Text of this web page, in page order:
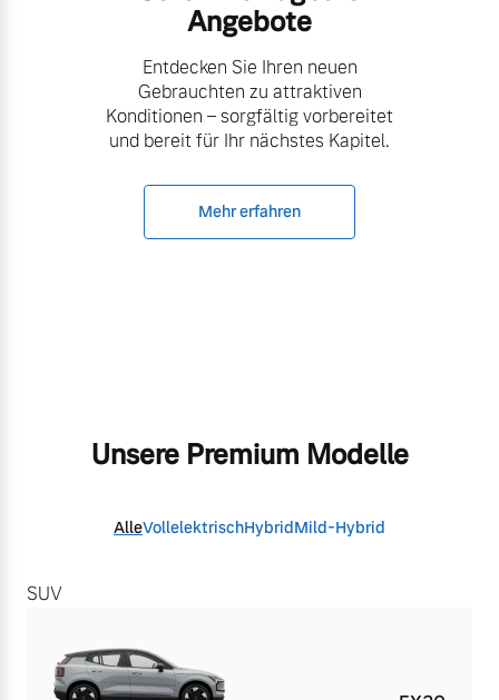
Angebote
Entdecken Sie Ihren neuen
Gebrauchten zu attraktiven
Konditionen – sorgfältig vorbereitet
und bereit für Ihr nächstes Kapitel.
Mehr erfahren
Unsere Premium Modelle
AlleVollelektrischHybridMild-Hybrid
SUV